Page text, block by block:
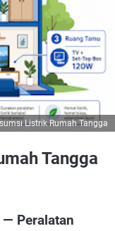
Listrik Rumah Tangga
Tangga
— Peralatan